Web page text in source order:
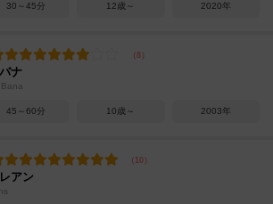
30～45分 12歳～ 2020年
ナ
45～60分 10歳～ 2003年
アン